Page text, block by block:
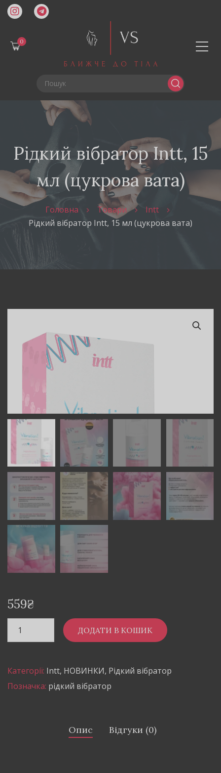
0
Рідкий вібратор Intt, 15
мл (цукрова вата)
Головна Товари
Intt
Рідкий вібратор Intt, 15 мл (цукрова вата)
559₴
ДОДАТИ В КОШИК
Категорії: Intt, НОВИНКИ, Рідкий вібратор
Позначка: рідкий вібратор
Опис Відгуки (0)